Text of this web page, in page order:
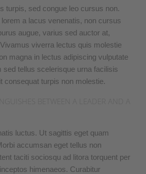
turpis, sed congue leo cursus non.
a lacus venenatis, non cursus
augue, varius sed auctor at,
viverra lectus quis molestie
magna in lectus adipiscing vulputate
sed tellus scelerisque urna facilisis
consequat turpis non molestie.
luctus. Ut sagittis eget quam
accumsan eget tellus non
taciti sociosqu ad litora torquent per
himenaeos. Curabitur